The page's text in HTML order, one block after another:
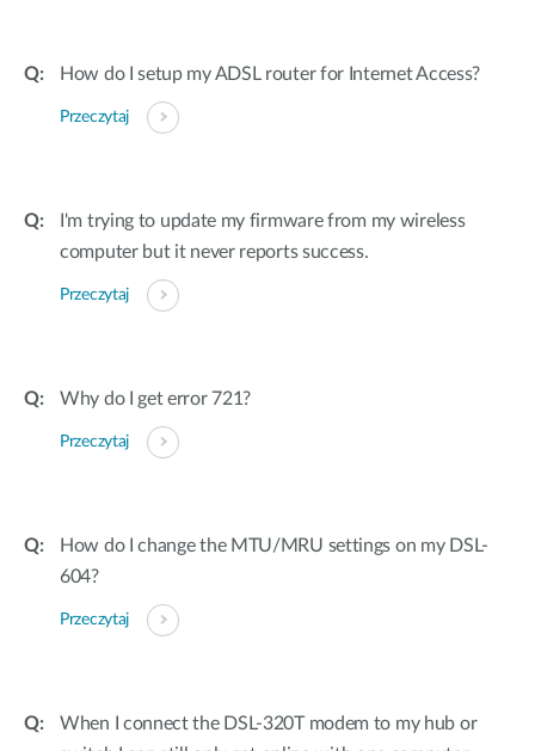
How do I setup my ADSL router for Internet Access?
Przeczytaj
I'm trying to update my firmware from my wireless
computer but it never reports success.
Przeczytaj
Why do I get error 721?
Przeczytaj
How do I change the MTU/MRU settings on my DSL-
604?
Przeczytaj
When I connect the DSL-320T modem to my hub or